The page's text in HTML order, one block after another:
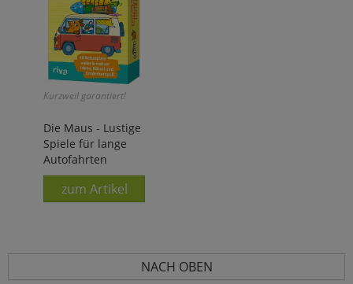
Kurzweil garantiert!
Die Maus - Lustige
Spiele für lange
Autofahrten
zum Artikel
NACH OBEN